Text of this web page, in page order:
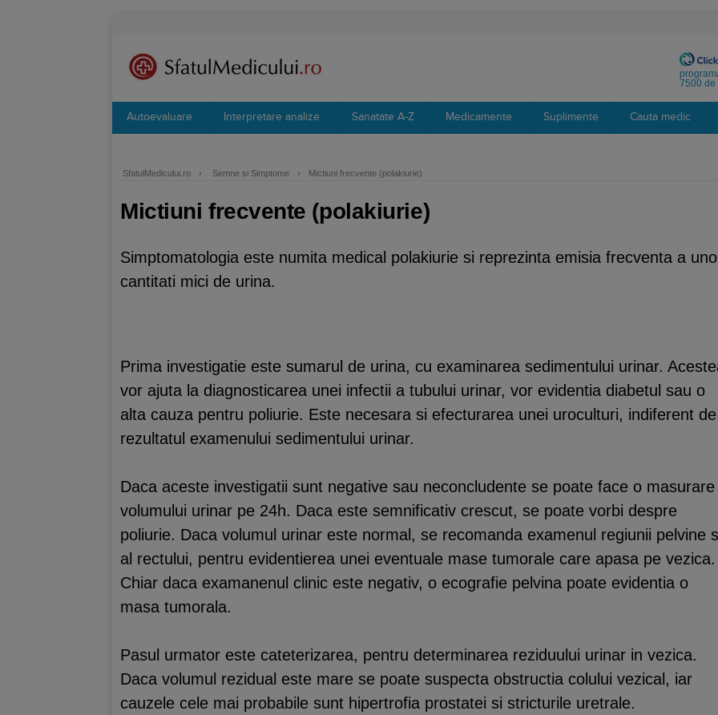
7500 de
Autoevaluare Interpretare analize Sanatate A-Z Medicamente Suplimente Cauta medic
SfatulMedicului.ro › Semne si Simptome › Mictiuni frecvente (polakiurie)
Mictiuni frecvente (polakiurie)
Simptomatologia este numita medical polakiurie si reprezinta emisia frecventa a
cantitati mici de urina.
Prima investigatie este sumarul de urina, cu examinarea sedimentului urinar.
vor ajuta la diagnosticarea unei infectii a tubului urinar, vor evidentia diabetul sau o
alta cauza pentru poliurie. Este necesara si efecturarea unei uroculturi, indiferent de
rezultatul examenului sedimentului urinar.
Daca aceste investigatii sunt negative sau neconcludente se poate face o
volumului urinar pe 24h. Daca este semnificativ crescut, se poate vorbi despre
poliurie. Daca volumul urinar este normal, se recomanda examenul regiunii pelvine
al rectului, pentru evidentierea unei eventuale mase tumorale care apasa pe vezica.
Chiar daca examanenul clinic este negativ, o ecografie pelvina poate evidentia o
masa tumorala.
Pasul urmator este cateterizarea, pentru determinarea reziduului urinar in vezica.
Daca volumul rezidual este mare se poate suspecta obstructia colului vezical, iar
cauzele cele mai probabile sunt hipertrofia prostatei si stricturile uretrale.